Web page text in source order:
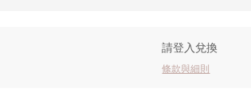
請登入兌換
條款與細則